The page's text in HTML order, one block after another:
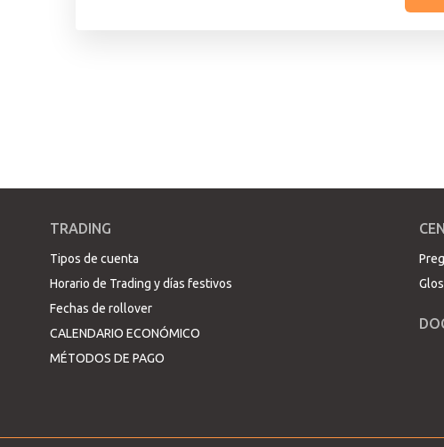
TRADING
Tipos de cuenta
Horario de Trading y días festivos
Fechas de rollover
CALENDARIO ECONÓMICO
MÉTODOS DE PAGO